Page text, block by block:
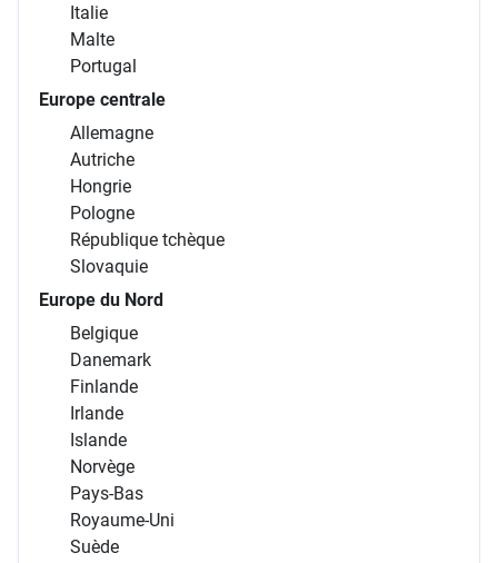
Italie
Malte
Portugal
Europe centrale
Allemagne
Autriche
Hongrie
Pologne
République tchèque
Slovaquie
Europe du Nord
Belgique
Danemark
Finlande
Irlande
Islande
Norvège
Pays-Bas
Royaume-Uni
Suède